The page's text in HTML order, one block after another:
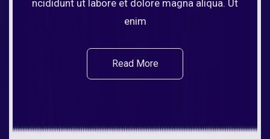
ncididunt ut labore et dolore magna aliqua. Ut
enim
Read More